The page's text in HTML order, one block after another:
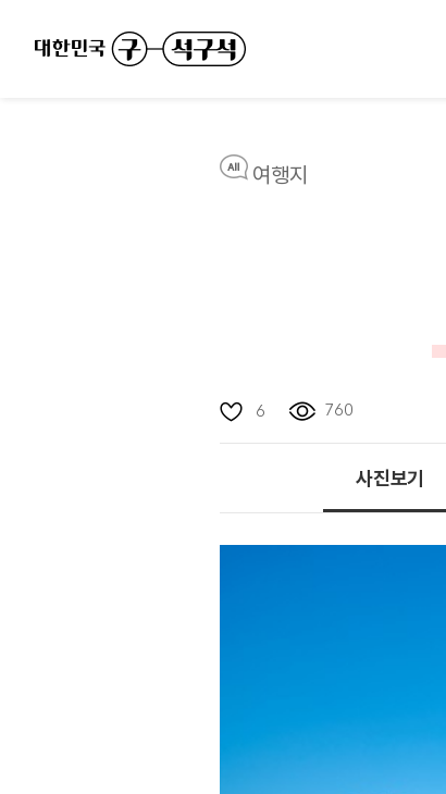
여행지
6 760
사진보기